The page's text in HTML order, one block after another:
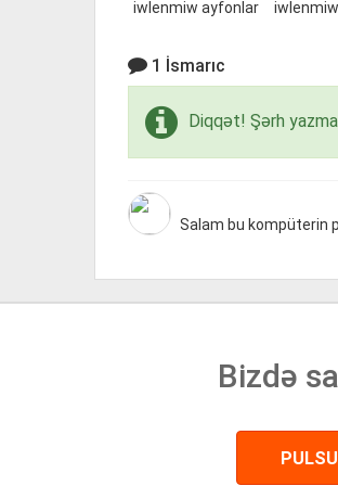
iwlenmiw ayfonlar
1 İsmarıc
Diqqət! Şərh
Salam bu kompüterin
Bizdə